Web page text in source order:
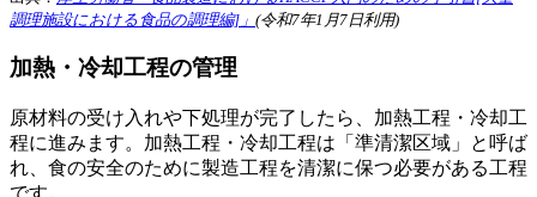
調理施設における食品の調理編]」 (令和7年1月7日利用)
加熱・冷却工程の管理
原材料の受け入れや下処理が完了したら、加熱工程・冷却工
程に進みます。加熱工程・冷却工程は「準清潔区域」と呼ば
れ、食の安全のために製造工程を清潔に保つ必要がある工程
です。